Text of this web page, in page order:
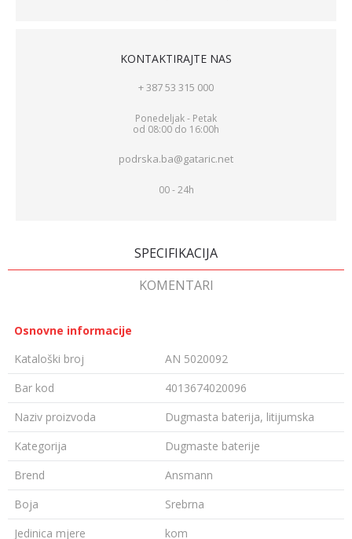
KONTAKTIRAJTE NAS
+ 387 53 315 000
Ponedeljak - Petak
od 08:00 do 16:00h
podrska.ba@gataric.net
00 - 24h
SPECIFIKACIJA
KOMENTARI
Osnovne informacije
Kataloški broj
AN 5020092
Bar kod
4013674020096
Naziv proizvoda
Dugmasta baterija, litijumska
Kategorija
Dugmaste baterije
Brend
Ansmann
Boja
Srebrna
Jedinica mjere
kom